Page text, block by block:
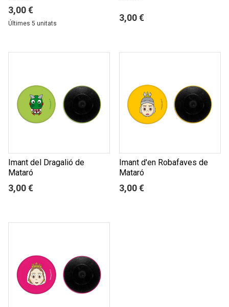
3,00 €
Últimes 5 unitats
3,00 €
Imant del Dragalió de
Mataró
3,00 €
Imant d'en Robafaves de
Mataró
3,00 €